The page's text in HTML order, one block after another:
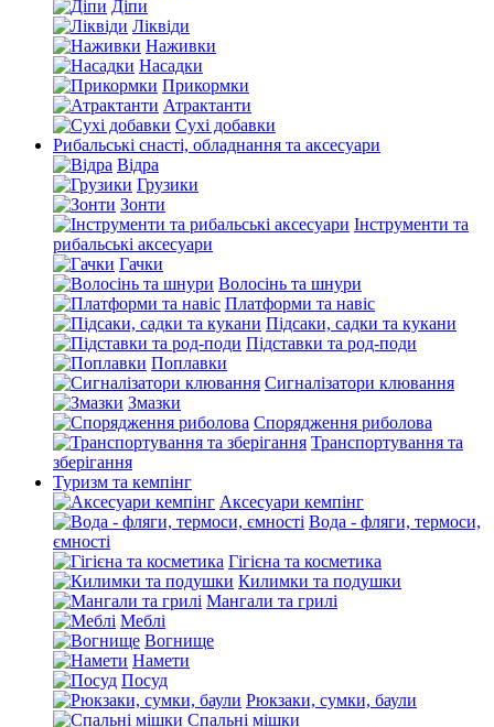
Діпи
Ліквіди
Наживки
Насадки
Прикормки
Атрактанти
Сухі добавки
Рибальські снасті, обладнання та аксесуари
Відра
Грузики
Зонти
Інструменти та
рибальські аксесуари
Гачки
Волосінь та шнури
Платформи та навіс
Підсаки, садки та кукани
Підставки та род-поди
Поплавки
Сигналізатори клювання
Змазки
Спорядження риболова
Транспортування та
зберігання
Туризм та кемпінг
Аксесуари кемпінг
Вода - фляги, термоси,
ємності
Гігієна та косметика
Килимки та подушки
Мангали та грилі
Меблі
Вогнище
Намети
Посуд
Рюкзаки, сумки, баули
Спальні мішки